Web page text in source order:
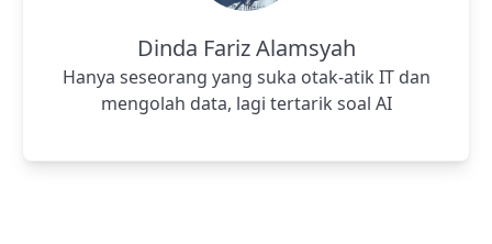
Dinda Fariz Alamsyah
Hanya seseorang yang suka otak-atik IT dan
mengolah data, lagi tertarik soal AI